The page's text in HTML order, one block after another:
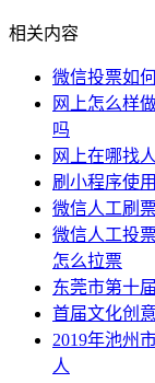
相关内容
微信投票如
网上怎么样
吗
网上在哪找
刷小程序使
微信人工刷
微信人工投
怎么拉票
东莞市第十
首届文化创
2019年池州
人